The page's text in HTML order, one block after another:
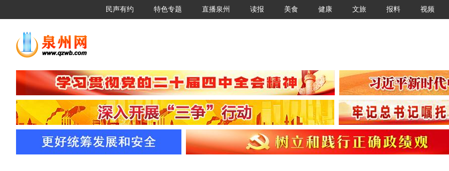
民声有约 特色专题 直播泉州 读报 美食 健康 文旅 报料 视频